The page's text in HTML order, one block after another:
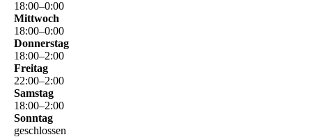
18:00–0:00
Mittwoch
18:00–0:00
Donnerstag
18:00–2:00
Freitag
22:00–2:00
Samstag
18:00–2:00
Sonntag
geschlossen